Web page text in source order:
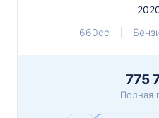
660cc
775
Полная